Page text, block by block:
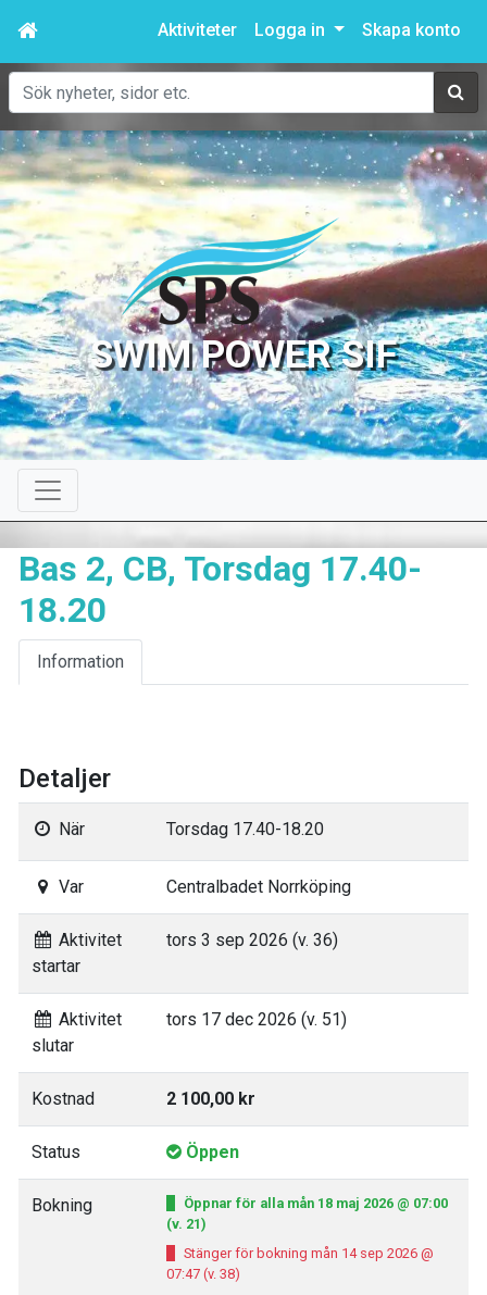
Aktiviteter Logga in Skapa konto
Sök
SWIM POWER SIF
Bas 2, CB, Torsdag 17.40-
18.20
Information
Detaljer
När Torsdag 17.40-18.20
Var Centralbadet Norrköping
Aktivitet
startar
tors 3 sep 2026 (v. 36)
Aktivitet
slutar
tors 17 dec 2026 (v. 51)
Kostnad 2 100,00 kr
Status Öppen
Bokning
Öppnar för alla mån 18 maj 2026 @ 07:00
(v. 21)
Stänger för bokning mån 14 sep 2026 @
07:47 (v. 38)